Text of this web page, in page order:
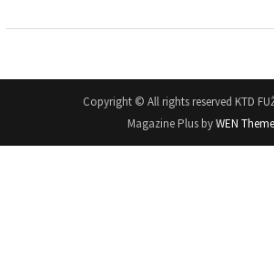
Copyright © All rights reserved KTD
Magazine Plus byWEN